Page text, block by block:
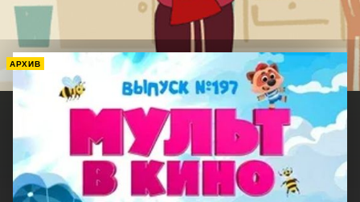
АРХИВ